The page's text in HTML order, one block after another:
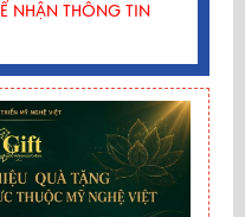
NHẬN THÔNG TIN